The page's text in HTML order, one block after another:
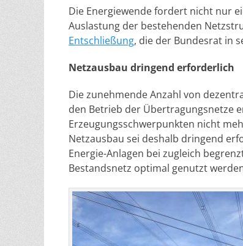
Die Energiewende fordert nicht nur
Auslastung der bestehenden
Entschließung, die der Bundesrat in
Netzausbau dringend erforderlich
Die zunehmende Anzahl von
den Betrieb der Übertragungsnetze
Erzeugungsschwerpunkten nicht
Netzausbau sei deshalb dringend
Energie-Anlagen bei zugleich
Bestandsnetz optimal genutzt